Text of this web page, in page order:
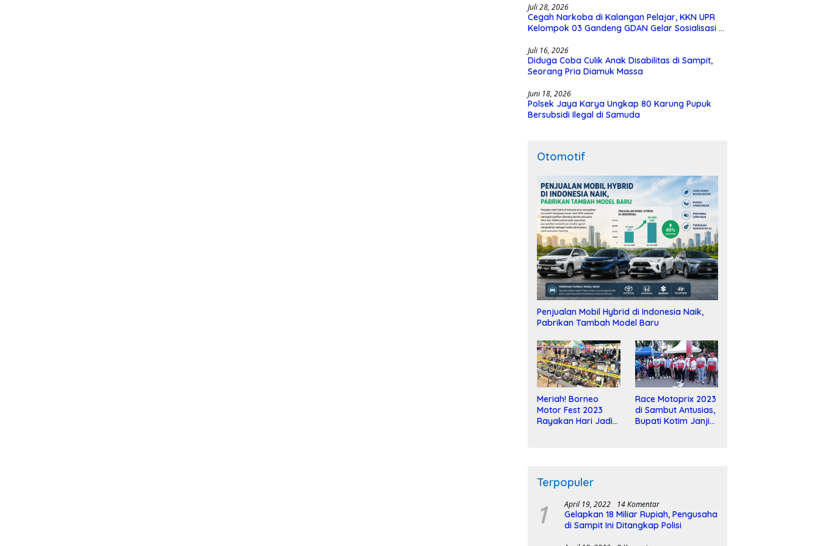
Juli 28, 2026
Cegah Narkoba di Kalangan Pelajar, KKN UPR
Kelompok 03 Gandeng GDAN Gelar Sosialisasi di
Juli 16, 2026
Diduga Coba Culik Anak Disabilitas di Sampit,
Seorang Pria Diamuk Massa
Juni 18, 2026
Polsek Jaya Karya Ungkap 80 Karung Pupuk
Bersubsidi Ilegal di Samuda
Otomotif
Penjualan Mobil Hybrid di Indonesia Naik,
Pabrikan Tambah Model Baru
Meriah! Borneo
Motor Fest 2023
Rayakan Hari Jadi
Race Motoprix 2023
di Sambut Antusias,
Bupati Kotim Janji
Terpopuler
1 April 19, 2022 14 Komentar
Gelapkan 18 Miliar Rupiah, Pengusaha
di Sampit Ini Ditangkap Polisi